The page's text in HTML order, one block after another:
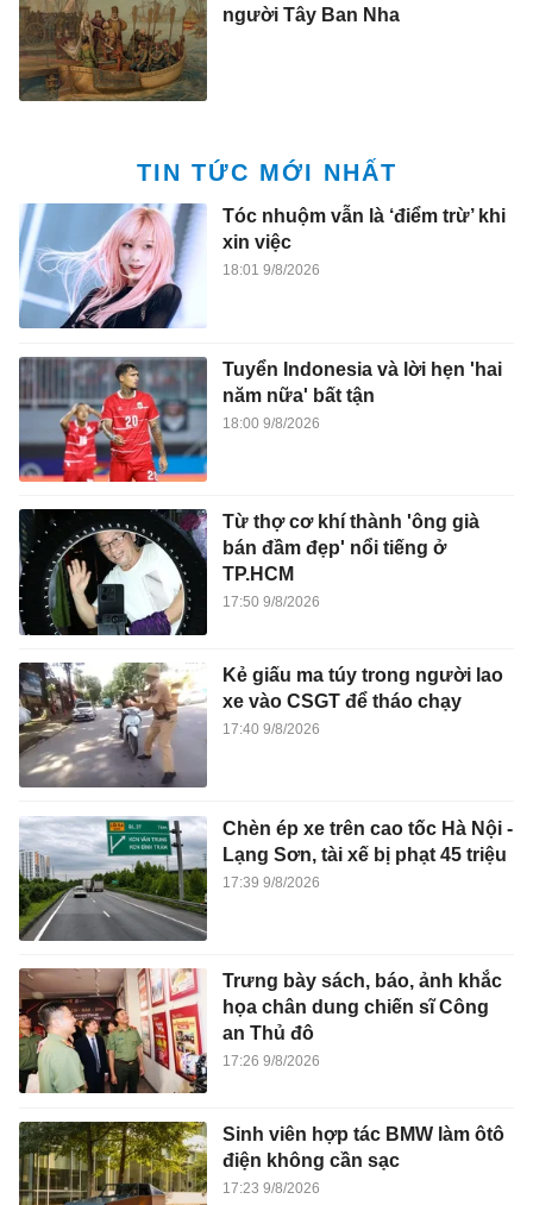
người Tây Ban Nha
TIN TỨC MỚI NHẤT
Tóc nhuộm vẫn là ‘điểm trừ’ khi
xin việc
18:01 9/8/2026
Tuyển Indonesia và lời hẹn 'hai
năm nữa' bất tận
18:00 9/8/2026
Từ thợ cơ khí thành 'ông già
bán đầm đẹp' nổi tiếng ở
TP.HCM
17:50 9/8/2026
Kẻ giấu ma túy trong người lao
xe vào CSGT để tháo chạy
17:40 9/8/2026
Chèn ép xe trên cao tốc Hà Nội -
Lạng Sơn, tài xế bị phạt 45 triệu
17:39 9/8/2026
Trưng bày sách, báo, ảnh khắc
họa chân dung chiến sĩ Công
an Thủ đô
17:26 9/8/2026
Sinh viên hợp tác BMW làm ôtô
điện không cần sạc
17:23 9/8/2026